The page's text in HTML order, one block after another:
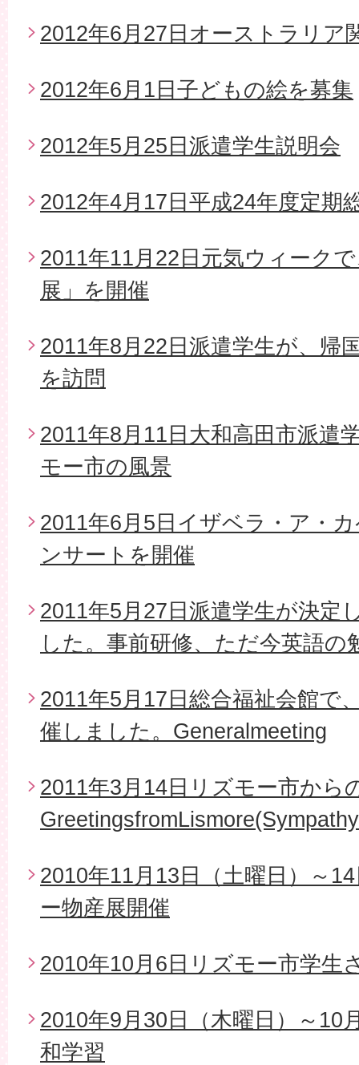
2012年6月27日オーストラリア
2012年6月1日子どもの絵を募集
2012年5月25日派遣学生説明会
2012年4月17日平成24年度定期
2011年11月22日元気ウィーク
展」を開催
2011年8月22日派遣学生が、帰
を訪問
2011年8月11日大和高田市派遣
モー市の風景
2011年6月5日イザベラ・ア・
ンサートを開催
2011年5月27日派遣学生が決定
した。事前研修、ただ今英語の
2011年5月17日総合福祉会館で
催しました。Generalmeeting
2011年3月14日リズモー市から
2010年11月13日（土曜日）～
ー物産展開催
2010年10月6日リズモー市学生
2010年9月30日（木曜日）～10
和学習